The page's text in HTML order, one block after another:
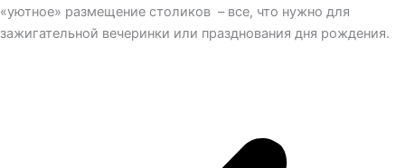
«уютное» размещение столиков – все, что нужно для
зажигательной вечеринки или празднования дня рождения.